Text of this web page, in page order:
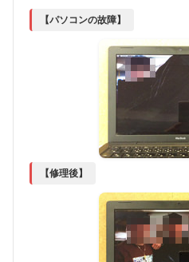
【パソコンの故障】
【修理後】